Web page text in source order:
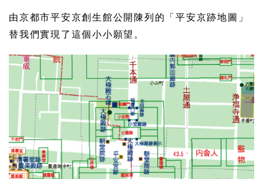
由京都市平安京創生館公開陳列的「平安京跡地圖」
替我們實現了這個小小願望。